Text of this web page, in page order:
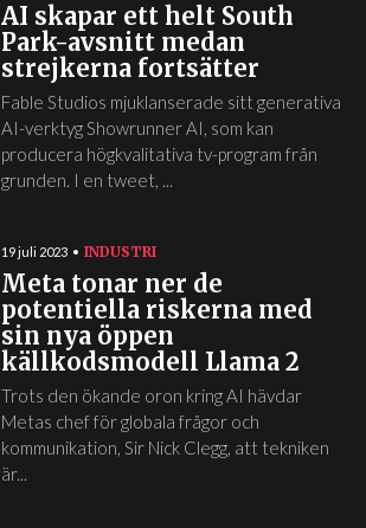
AI skapar ett helt South
Park-avsnitt medan
strejkerna fortsätter
Fable Studios mjuklanserade sitt generativa
AI-verktyg Showrunner AI, som kan
producera högkvalitativa tv-program från
grunden. I en tweet, ...
19 juli 2023 INDUSTRI
Meta tonar ner de
potentiella riskerna med
sin nya öppen
källkodsmodell Llama 2
Trots den ökande oron kring AI hävdar
Metas chef för globala frågor och
kommunikation, Sir Nick Clegg, att tekniken
är...